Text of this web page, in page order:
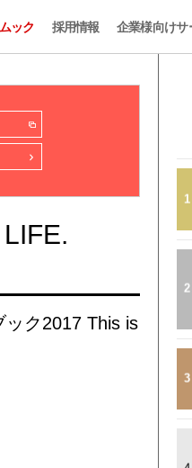
ック 採用情報 企業様向けサ
ク2017 This is
1
2
3